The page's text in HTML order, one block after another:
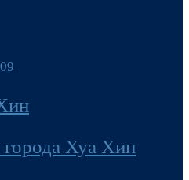
Хуа Хин